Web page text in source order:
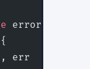
errors {
{
, err